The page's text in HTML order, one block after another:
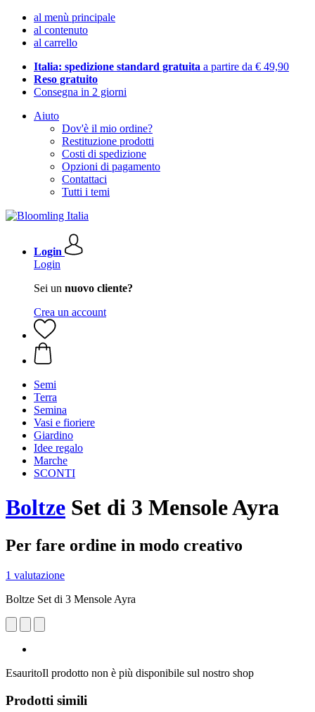
al menù principale
al contenuto
al carrello
Italia: spedizione standard gratuita a partire da € 49,90
Reso gratuito
Consegna in 2 giorni
Aiuto
Dov'è il mio ordine?
Restituzione prodotti
Costi di spedizione
Opzioni di pagamento
Contattaci
Tutti i temi
Login
Login
Sei un nuovo cliente?
Crea un account
Semi
Terra
Semina
Vasi e fioriere
Giardino
Idee regalo
Marche
SCONTI
Boltze Set di 3 Mensole Ayra
Per fare ordine in modo creativo
1 valutazione
Boltze Set di 3 Mensole Ayra
EsauritoIl prodotto non è più disponibile sul nostro shop
Prodotti simili